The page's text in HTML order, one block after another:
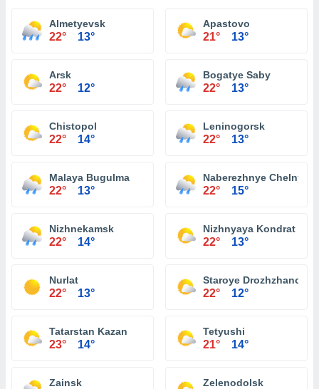
Almetyevsk
22° 13°
Apastovo
21° 13°
Arsk
22° 12°
Bogatye Saby
22° 13°
Chistopol
22° 14°
Leninogorsk
22° 13°
Malaya Bugulma
22° 13°
Naberezhnye Chelny
22° 15°
Nizhnekamsk
22° 14°
Nizhnyaya Kondrat
22° 13°
Nurlat
22° 13°
Staroye Drozhzhanoye
22° 12°
Tatarstan Kazan
23° 14°
Tetyushi
21° 14°
Zainsk Zelenodolsk